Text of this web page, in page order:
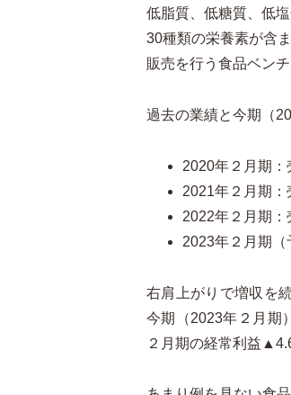
低脂質、低糖質、低
30種類の栄養素が含
販売を行う食品ベンチ
過去の業績と今期（
2020年２月期
2021年２月期
2022年２月期
2023年２月期
右肩上がりで増収を
今期（2023年２月期
２月期の経常利益